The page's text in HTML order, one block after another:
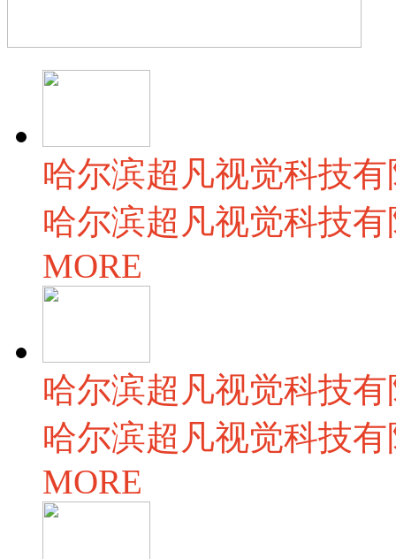
哈尔滨超凡视觉科技
哈尔滨超凡视觉科技
MORE
哈尔滨超凡视觉科技
哈尔滨超凡视觉科技
MORE